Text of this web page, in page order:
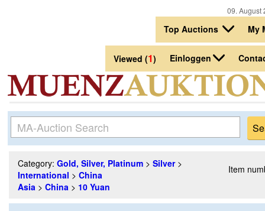
09.
Top Auctions My
Viewed (1) Einloggen
Category: Gold, Silver, Platinum > Silver>
International > China
Asia > China > 10 Yuan
Item